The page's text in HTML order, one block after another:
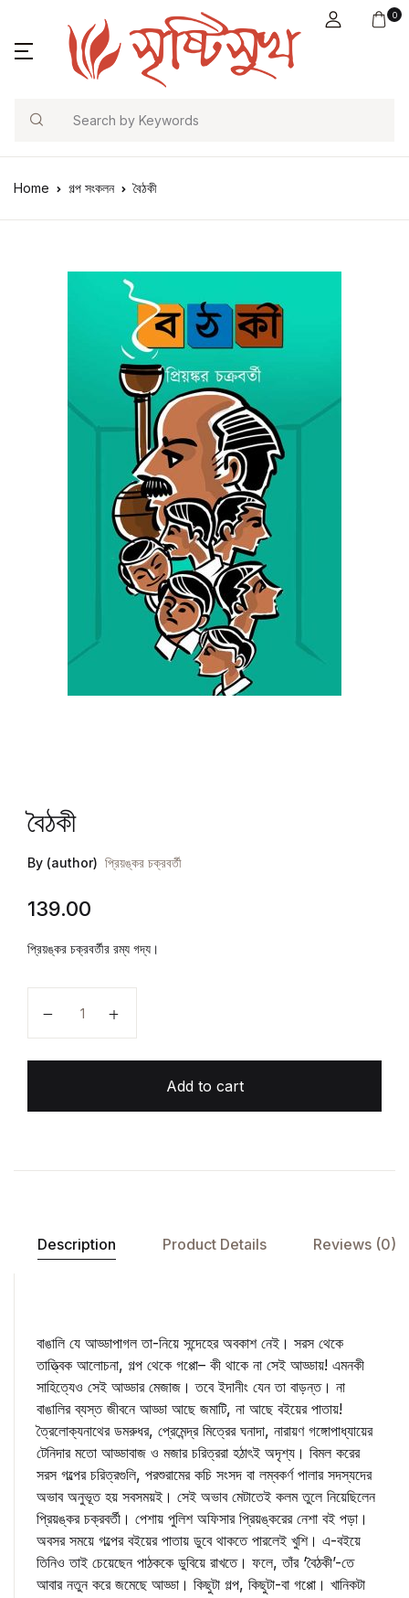
0
Search
Home গল্প সংকলন বৈঠকী
বৈঠকী
By (author) প্রিয়ঙ্কর চক্রবর্তী
139.00
প্রিয়ঙ্কর চক্রবর্তীর রম্য গদ্য।
Add to cart
Description Product Details Reviews (0)
বাঙালি যে আড্ডাপাগল তা-নিয়ে সন্দেহের অবকাশ নেই। সরস থেকে
তাত্ত্বিক আলোচনা, গল্প থেকে গপ্পো– কী থাকে না সেই আড্ডায়! এমনকী
সাহিত্যেও সেই আড্ডার মেজাজ। তবে ইদানীং যেন তা বাড়ন্ত। না
বাঙালির ব্যস্ত জীবনে আড্ডা আছে জমাটি, না আছে বইয়ের পাতায়!
ত্রৈলোক্যনাথের ডমরুধর, প্রেমেন্দ্র মিত্রের ঘনাদা, নারায়ণ গঙ্গোপাধ্যায়ের
টেনিদার মতো আড্ডাবাজ ও মজার চরিত্ররা হঠাৎই অদৃশ্য। বিমল করের
সরস গল্পের চরিত্রগুলি, পরশুরামের কচি সংসদ বা লম্বকর্ণ পালার সদস্যদের
অভাব অনুভূত হয় সবসময়ই। সেই অভাব মেটাতেই কলম তুলে নিয়েছিলেন
প্রিয়ঙ্কর চক্রবর্তী। পেশায় পুলিশ অফিসার প্রিয়ঙ্করের নেশা বই পড়া।
অবসর সময়ে গল্পের বইয়ের পাতায় ডুবে থাকতে পারলেই খুশি। এ-বইয়ে
তিনিও তাই চেয়েছেন পাঠককে ডুবিয়ে রাখতে। ফলে, তাঁর ‘বৈঠকী’-তে
আবার নতুন করে জমেছে আড্ডা। কিছুটা গল্প, কিছুটা-বা গপ্পো। খানিকটা